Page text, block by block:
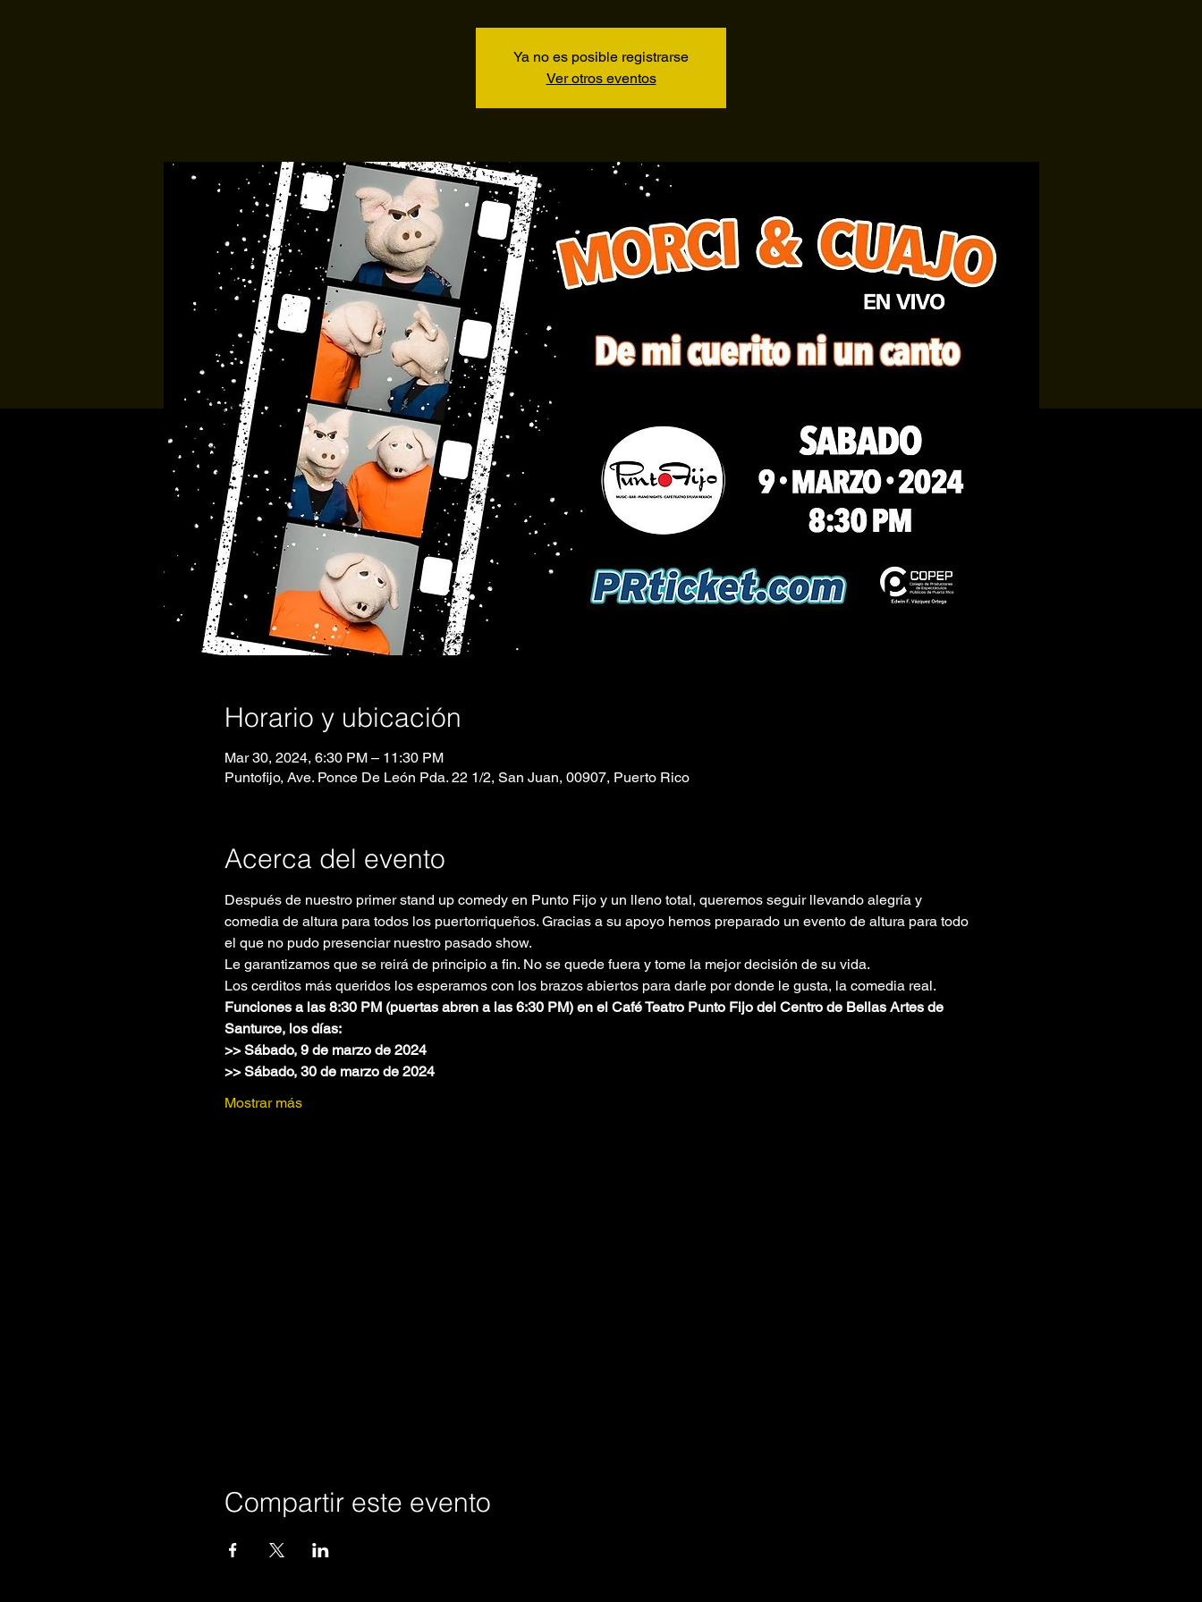
Ya no es posible registrarse
Ver otros eventos
Horario y ubicación
Mar 30, 2024, 6:30 PM – 11:30 PM
Puntofijo, Ave. Ponce De León Pda. 22 1/2, San Juan, 00907, Puerto Rico
Acerca del evento
Después de nuestro primer stand up comedy en Punto Fijo y un lleno total, queremos seguir llevando alegría y
comedia de altura para todos los puertorriqueños. Gracias a su apoyo hemos preparado un evento de altura para todo
el que no pudo presenciar nuestro pasado show.
Le garantizamos que se reirá de principio a fin. No se quede fuera y tome la mejor decisión de su vida.
Los cerditos más queridos los esperamos con los brazos abiertos para darle por donde le gusta, la comedia real.
Funciones a las 8:30 PM (puertas abren a las 6:30 PM) en el Café Teatro Punto Fijo del Centro de Bellas Artes de
Santurce, los días:
>> Sábado, 9 de marzo de 2024
>> Sábado, 30 de marzo de 2024
Mostrar más
Compartir este evento